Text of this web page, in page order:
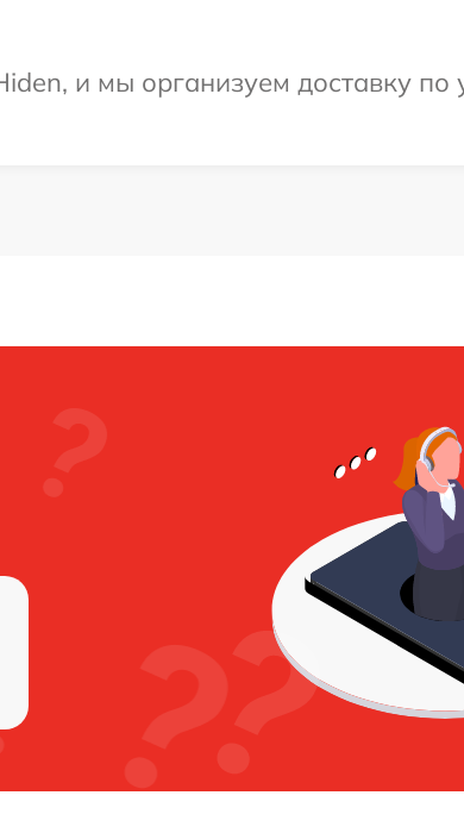
и мы организуем доставку по